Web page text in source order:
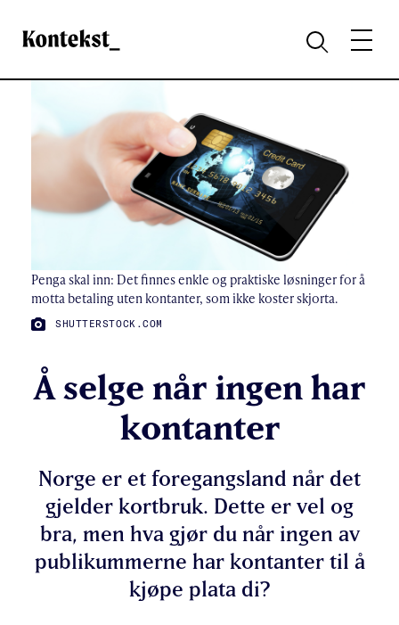
Kontekst
SØKMENY
Penga skal inn: Det finnes enkle og praktiske løsninger for å
motta betaling uten kontanter, som ikke koster skjorta.
FOTO:
SHUTTERSTOCK.COM
Å selge når ingen har
kontanter
Norge er et foregangsland når det
gjelder kortbruk. Dette er vel og
bra, men hva gjør du når ingen av
publikummerne har kontanter til å
kjøpe plata di?